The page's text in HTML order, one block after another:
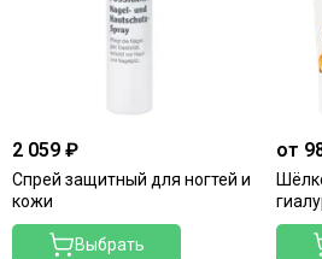
2 059 ₽
Спрей защитный для ногтей и
кожи
Выбрать
от